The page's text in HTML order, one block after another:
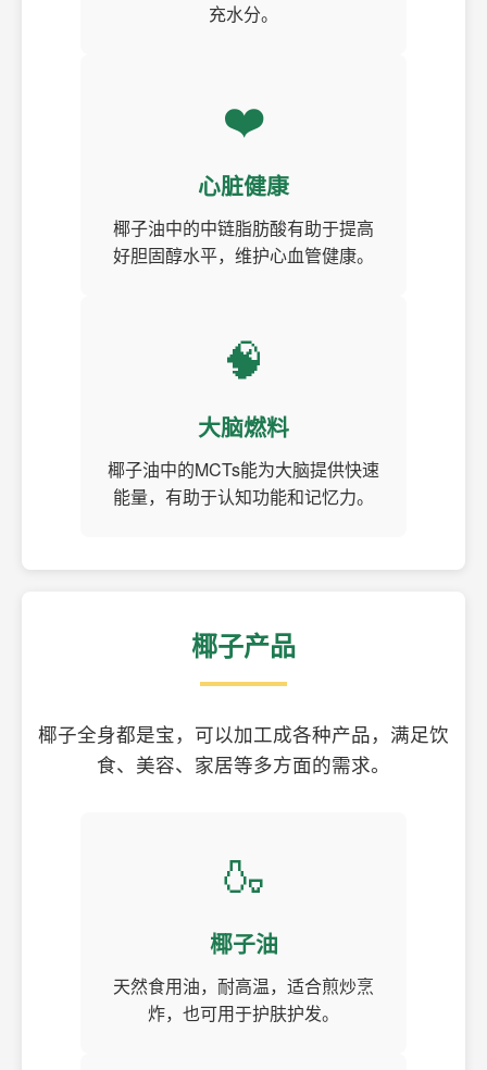
充水分。
❤️
心脏健康
椰子油中的中链脂肪酸有助于提高
好胆固醇水平，维护心血管健康。
🧠
大脑燃料
椰子油中的MCTs能为大脑提供快速
能量，有助于认知功能和记忆力。
椰子产品
椰子全身都是宝，可以加工成各种产品，满足饮
食、美容、家居等多方面的需求。
🍶
椰子油
天然食用油，耐高温，适合煎炒烹
炸，也可用于护肤护发。